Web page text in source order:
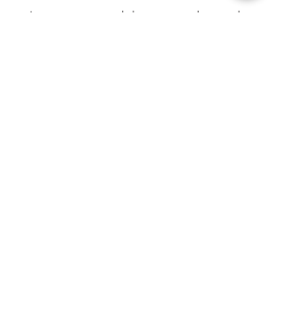
retorna o caminho, agradecendo a